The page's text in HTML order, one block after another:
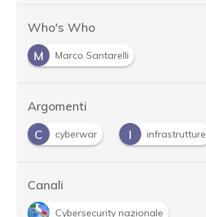
Who's Who
M
Marco Santarelli
Argomenti
C cyberwar I infrastrutture
Canali
Cybersecurity nazionale